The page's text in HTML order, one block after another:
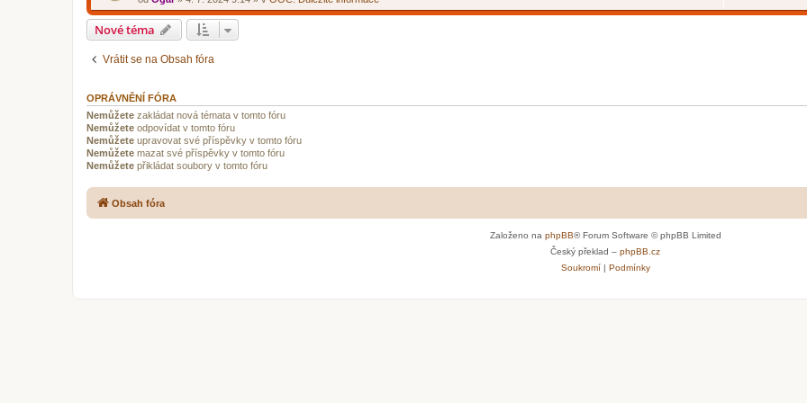
Nové téma
Vrátit se na Obsah fóra
OPRÁVNĚNÍ FÓRA
Nemůžete zakládat nová témata v tomto fóru
Nemůžete odpovídat v tomto fóru
Nemůžete upravovat své příspěvky v tomto fóru
Nemůžete mazat své příspěvky v tomto fóru
Nemůžete přikládat soubory v tomto fóru
Obsah fóra
Založeno na phpBB® Forum Software © phpBB Limited
Český překlad – phpBB.cz
Soukromí| Podmínky